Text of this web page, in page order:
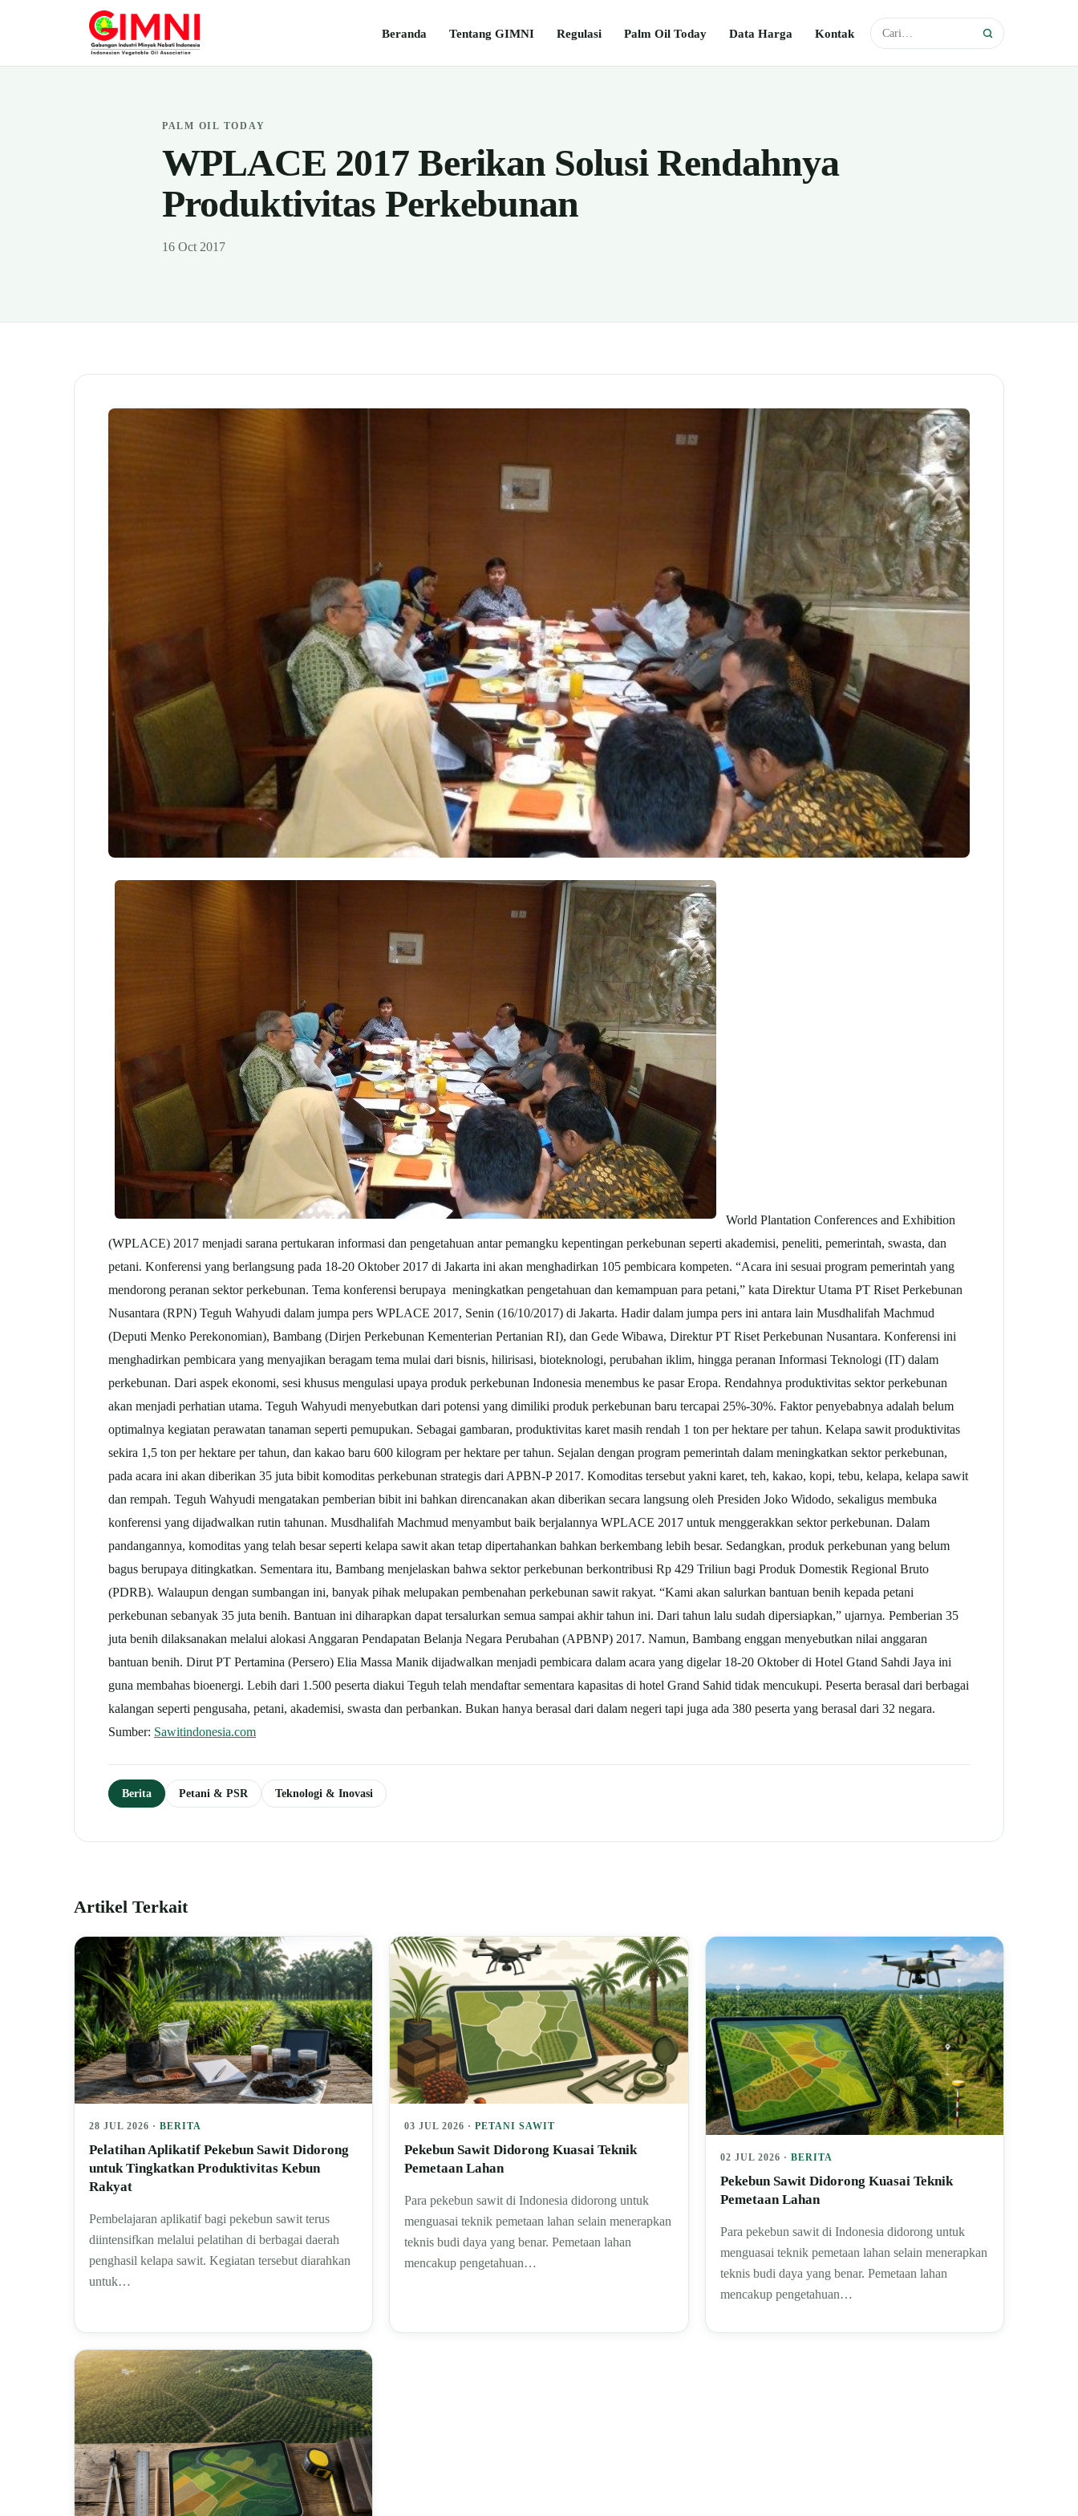
Beranda Tentang GIMNI Regulasi Palm Oil Today Data Harga Kontak
PALM OIL TODAY
WPLACE 2017 Berikan Solusi Rendahnya
Produktivitas Perkebunan
16 Oct 2017
World Plantation Conferences and Exhibition
(WPLACE) 2017 menjadi sarana pertukaran informasi dan pengetahuan antar pemangku kepentingan perkebunan seperti akademisi, peneliti, pemerintah, swasta, dan
petani. Konferensi yang berlangsung pada 18-20 Oktober 2017 di Jakarta ini akan menghadirkan 105 pembicara kompeten. “Acara ini sesuai program pemerintah yang
mendorong peranan sektor perkebunan. Tema konferensi berupaya meningkatkan pengetahuan dan kemampuan para petani,” kata Direktur Utama PT Riset Perkebunan
Nusantara (RPN) Teguh Wahyudi dalam jumpa pers WPLACE 2017, Senin (16/10/2017) di Jakarta. Hadir dalam jumpa pers ini antara lain Musdhalifah Machmud
(Deputi Menko Perekonomian), Bambang (Dirjen Perkebunan Kementerian Pertanian RI), dan Gede Wibawa, Direktur PT Riset Perkebunan Nusantara. Konferensi ini
menghadirkan pembicara yang menyajikan beragam tema mulai dari bisnis, hilirisasi, bioteknologi, perubahan iklim, hingga peranan Informasi Teknologi (IT) dalam
perkebunan. Dari aspek ekonomi, sesi khusus mengulasi upaya produk perkebunan Indonesia menembus ke pasar Eropa. Rendahnya produktivitas sektor perkebunan
akan menjadi perhatian utama. Teguh Wahyudi menyebutkan dari potensi yang dimiliki produk perkebunan baru tercapai 25%-30%. Faktor penyebabnya adalah belum
optimalnya kegiatan perawatan tanaman seperti pemupukan. Sebagai gambaran, produktivitas karet masih rendah 1 ton per hektare per tahun. Kelapa sawit produktivitas
sekira 1,5 ton per hektare per tahun, dan kakao baru 600 kilogram per hektare per tahun. Sejalan dengan program pemerintah dalam meningkatkan sektor perkebunan,
pada acara ini akan diberikan 35 juta bibit komoditas perkebunan strategis dari APBN-P 2017. Komoditas tersebut yakni karet, teh, kakao, kopi, tebu, kelapa, kelapa sawit
dan rempah. Teguh Wahyudi mengatakan pemberian bibit ini bahkan direncanakan akan diberikan secara langsung oleh Presiden Joko Widodo, sekaligus membuka
konferensi yang dijadwalkan rutin tahunan. Musdhalifah Machmud menyambut baik berjalannya WPLACE 2017 untuk menggerakkan sektor perkebunan. Dalam
pandangannya, komoditas yang telah besar seperti kelapa sawit akan tetap dipertahankan bahkan berkembang lebih besar. Sedangkan, produk perkebunan yang belum
bagus berupaya ditingkatkan. Sementara itu, Bambang menjelaskan bahwa sektor perkebunan berkontribusi Rp 429 Triliun bagi Produk Domestik Regional Bruto
(PDRB). Walaupun dengan sumbangan ini, banyak pihak melupakan pembenahan perkebunan sawit rakyat. “Kami akan salurkan bantuan benih kepada petani
perkebunan sebanyak 35 juta benih. Bantuan ini diharapkan dapat tersalurkan semua sampai akhir tahun ini. Dari tahun lalu sudah dipersiapkan,” ujarnya. Pemberian 35
juta benih dilaksanakan melalui alokasi Anggaran Pendapatan Belanja Negara Perubahan (APBNP) 2017. Namun, Bambang enggan menyebutkan nilai anggaran
bantuan benih. Dirut PT Pertamina (Persero) Elia Massa Manik dijadwalkan menjadi pembicara dalam acara yang digelar 18-20 Oktober di Hotel Gtand Sahdi Jaya ini
guna membahas bioenergi. Lebih dari 1.500 peserta diakui Teguh telah mendaftar sementara kapasitas di hotel Grand Sahid tidak mencukupi. Peserta berasal dari berbagai
kalangan seperti pengusaha, petani, akademisi, swasta dan perbankan. Bukan hanya berasal dari dalam negeri tapi juga ada 380 peserta yang berasal dari 32 negara.
Sumber: Sawitindonesia.com
Berita Petani & PSR Teknologi & Inovasi
Artikel Terkait
28 JUL 2026 · BERITA
Pelatihan Aplikatif Pekebun Sawit Didorong
untuk Tingkatkan Produktivitas Kebun
Rakyat
Pembelajaran aplikatif bagi pekebun sawit terus
diintensifkan melalui pelatihan di berbagai daerah
penghasil kelapa sawit. Kegiatan tersebut diarahkan
untuk…
03 JUL 2026 ·PETANI SAWIT
Pekebun Sawit Didorong Kuasai Teknik
Pemetaan Lahan
Para pekebun sawit di Indonesia didorong untuk
menguasai teknik pemetaan lahan selain menerapkan
teknis budi daya yang benar. Pemetaan lahan
mencakup pengetahuan…
02 JUL 2026 · BERITA
Pekebun Sawit Didorong Kuasai Teknik
Pemetaan Lahan
Para pekebun sawit di Indonesia didorong untuk
menguasai teknik pemetaan lahan selain menerapkan
teknis budi daya yang benar. Pemetaan lahan
mencakup pengetahuan…